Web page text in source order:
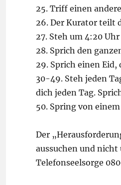
25. Triff einen
26. Der Kurator teilt
27. Steh um 4:20
28. Sprich den
29. Sprich einen Eid,
30-49. Steh jeden
dich jeden Tag.
50. Spring von
Der
aussuchen und nicht
Telefonseelsorge